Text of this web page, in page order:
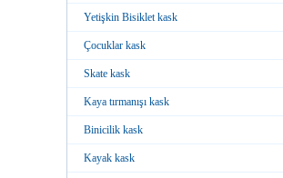
Yetişkin Bisiklet kask
Çocuklar kask
Skate kask
Kaya tırmanışı kask
Binicilik kask
Kayak kask